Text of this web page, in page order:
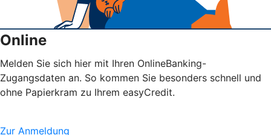
Online
Melden Sie sich hier mit Ihren OnlineBanking-
Zugangsdaten an. So kommen Sie besonders schnell und
ohne Papierkram zu Ihrem easyCredit.
Zur Anmeldung